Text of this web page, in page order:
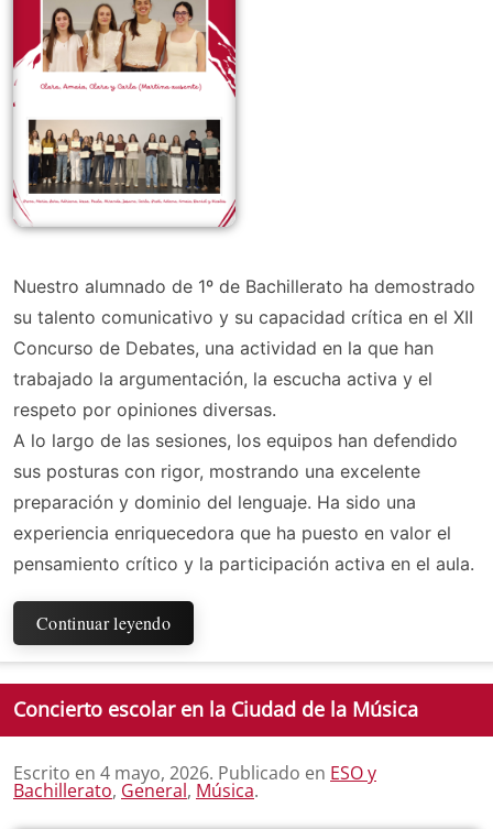
Nuestro alumnado de 1º de Bachillerato ha demostrado
su talento comunicativo y su capacidad crítica en el XII
Concurso de Debates, una actividad en la que han
trabajado la argumentación, la escucha activa y el
respeto por opiniones diversas.
A lo largo de las sesiones, los equipos han defendido
sus posturas con rigor, mostrando una excelente
preparación y dominio del lenguaje. Ha sido una
experiencia enriquecedora que ha puesto en valor el
pensamiento crítico y la participación activa en el aula.
Continuar leyendo
Concierto escolar en la Ciudad de la Música
Escrito en 4 mayo, 2026. Publicado en ESO y
Bachillerato, General, Música.